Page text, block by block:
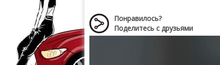
Понравилось?
Поделитесь с друзьями